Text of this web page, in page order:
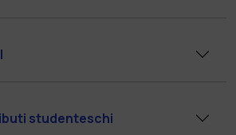
studenteschi